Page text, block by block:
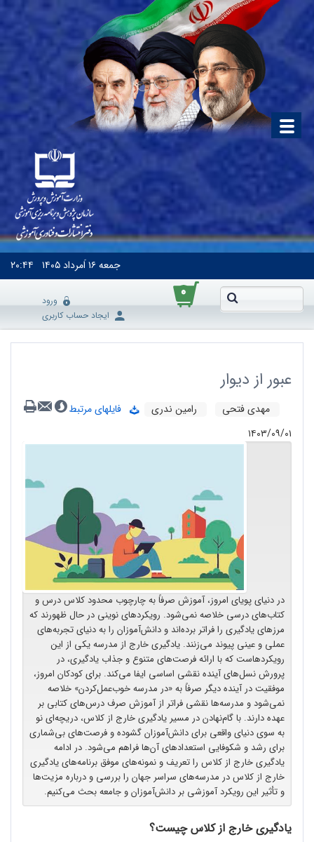
جمعه۱۶ اَمرداد ۱۴۰۵ ۲۰:۴۴
۰
ورود
ایجاد حساب کاربری
عبور از دیوار
مهدی فتحی رامین ندری
فایلهای مرتبط
۱۴۰۳/۰۹/۰۱
در دنیای پویای امروز، آموزش صرفاً به چارچوب محدود کلاس درس و
کتاب‌های درسی خلاصه نمی‌شود. رویکردهای نوینی در حال ظهورند که
مرزهای یادگیری را فراتر برده‌اند و دانش‌آموزان را به دنیای تجربه‌های
عملی و عینی پیوند می‌زنند. یادگیری خارج از مدرسه یکی از این
رویکردهاست که با ارائه فرصت‌های متنوع و جذاب یادگیری، در
پرورش نسل‌های آینده نقشی اساسی ایفا می‌کند. برای کودکان امروز،
موفقیت در آینده دیگر صرفاً به «در مدرسه خوب‌عمل‌کردن» خلاصه
نمی‌شود و مدرسه‌ها نقشی فراتر از آموزش صرف درس‌های کتابی بر
عهده دارند. با گام‌نهادن در مسیر یادگیری خارج از کلاس، دریچه‌ای نو
به سوی دنیای واقعی برای دانش‌آموزان گشوده و فرصت‌های بی‌شماری
برای رشد و شکوفایی استعدادهای آن‌ها فراهم می‌شود. در ادامه
یادگیری خارج از کلاس را تعریف و نمونه‌های موفق برنامه‌های یادگیری
خارج از کلاس در مدرسه‌های سراسر جهان را بررسی و درباره مزیت‌ها
و تأثیر این رویکرد آموزشی بر دانش‌آموزان و جامعه بحث می‌کنیم.
یادگیری خارج از کلاس چیست؟